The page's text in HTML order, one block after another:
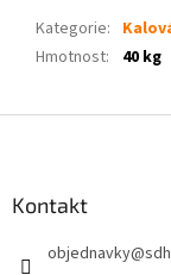
Kategorie:
Hmotnost: 40 kg
Kontakt
objednavky@